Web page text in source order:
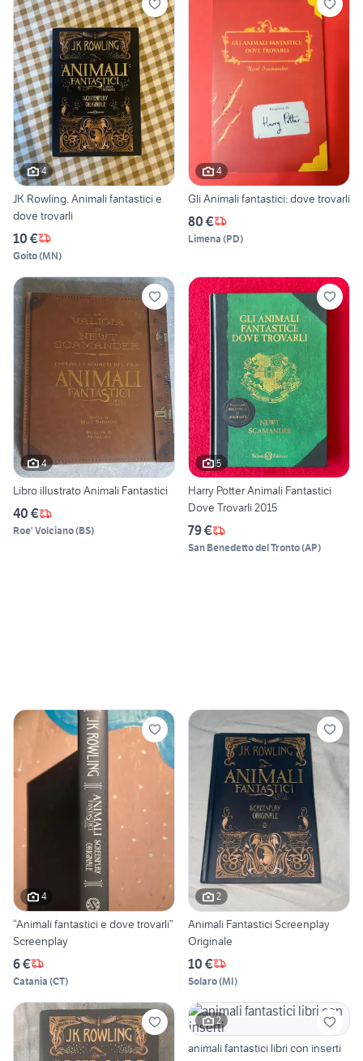
4
JK Rowling. Animali fantastici e
dove trovarli
10 €
Goito(MN)
4
Gli Animali fantastici: dove trovarli
80 €
Limena (PD)
4
Libro illustrato Animali Fantastici
40 €
Roe' Volciano(BS)
5
Harry Potter Animali Fantastici
Dove Trovarli 2015
79 €
San Benedetto del Tronto(AP)
4
“Animali fantastici e dove trovarli”
Screenplay
6 €
Catania (CT)
2
Animali Fantastici Screenplay
Originale
10 €
Solaro(MI)
2
animali fantastici libri con inserti